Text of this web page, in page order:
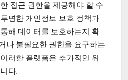
접근 권한을 제공해야 할 수
명한 개인정보 보호 정책과
해 데이터를 보호하는지 확
나 불필요한 권한을 요구하는
러한 플랫폼은 추가적인 위
다.